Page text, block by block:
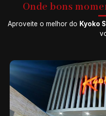
Onde bons
Aproveite o melhor do Kyoko